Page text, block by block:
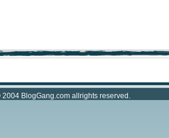
2004 BlogGang.com allrights reserved.